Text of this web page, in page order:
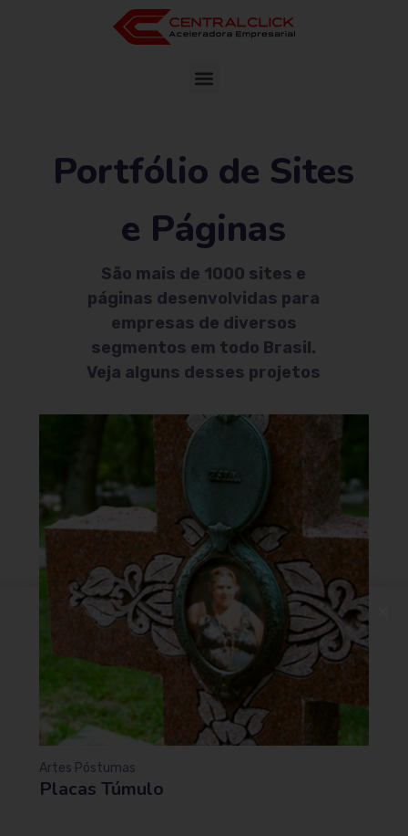
Portfólio de Sites
e Páginas
São mais de 1000 sites e
páginas desenvolvidas para
empresas de diversos
segmentos em todo Brasil.
Veja alguns desses projetos
Placas Túmulo
Artes Póstumas